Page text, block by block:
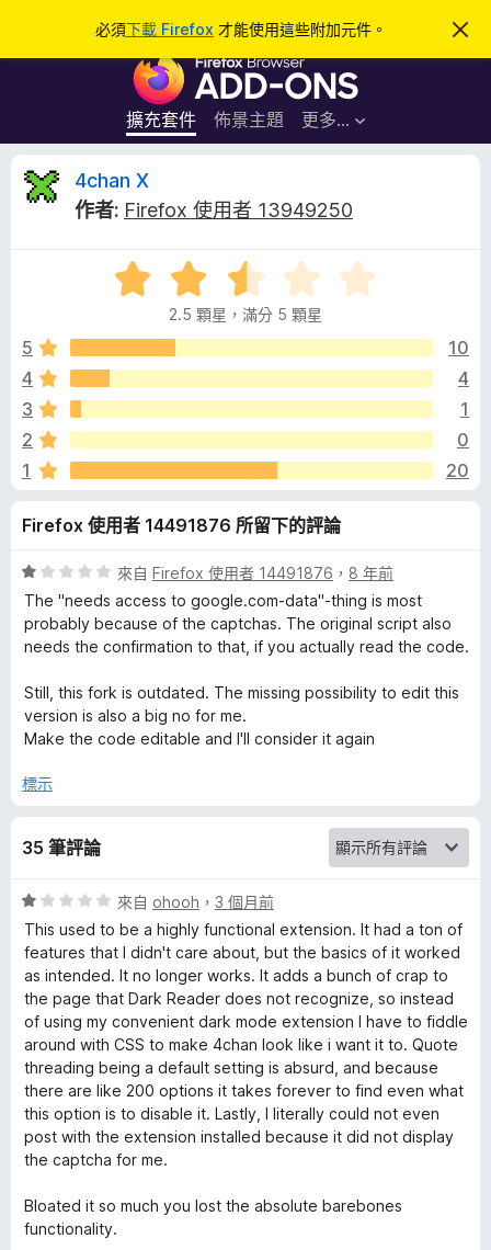
必須下載 Firefox 才能使用這些附加元件。
忽
此
F
r
e
o
x
覽
器
附
加
件
擴充套件 佈景主題 更多…
登入
4
a
n
X
的
評
論
4chan X
作者: Firefox 使用者 13949250
評
價
.
分
滿
5
2.5 顆星，滿分 5 顆星
5
10
4
4
3
1
2
0
1
20
Firefox 使用者 14491876 所留下的評論
評
價
1
分
滿
分
5
來自 Firefox 使用者 14491876 ， 8 年前
The "needs access to google.com-data"-thing is most
probably because of the captchas. The original script also
needs the confirmation to that, if you actually read the code.
Still, this fork is outdated. The missing possibility to edit this
version is also a big no for me.
Make the code editable and I'll consider it again
標示
35 筆評論
評
價
1
分
，
滿
分
5
分
來自 ohooh ， 3 個月前
This used to be a highly functional extension. It had a ton of
features that I didn't care about, but the basics of it worked
as intended. It no longer works. It adds a bunch of crap to
the page that Dark Reader does not recognize, so instead
of using my convenient dark mode extension I have to fiddle
around with CSS to make 4chan look like i want it to. Quote
threading being a default setting is absurd, and because
there are like 200 options it takes forever to find even what
this option is to disable it. Lastly, I literally could not even
post with the extension installed because it did not display
the captcha for me.
Bloated it so much you lost the absolute barebones
functionality.